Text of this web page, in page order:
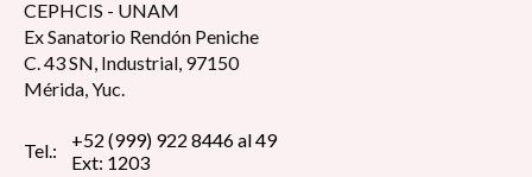
CEPHCIS - UNAM
Ex Sanatorio Rendón Peniche
C. 43 SN, Industrial, 97150
Mérida, Yuc.
Tel.:
+52 (999) 922 8446 al 49
Ext: 1203